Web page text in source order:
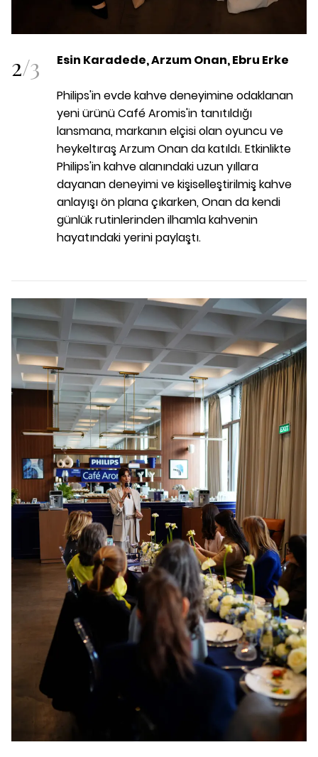
2/3 Esin Karadede, Arzum Onan, Ebru Erke
Philips'in evde kahve deneyimine odaklanan
yeni ürünü Café Aromis'in tanıtıldığı
lansmana, markanın elçisi olan oyuncu ve
heykeltıraş Arzum Onan da katıldı. Etkinlikte
Philips'in kahve alanındaki uzun yıllara
dayanan deneyimi ve kişiselleştirilmiş kahve
anlayışı ön plana çıkarken, Onan da kendi
günlük rutinlerinden ilhamla kahvenin
hayatındaki yerini paylaştı.